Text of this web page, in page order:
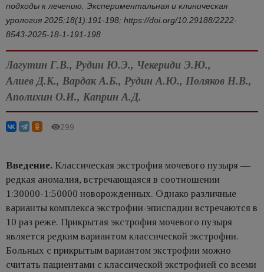
подходы к лечению. Экспериментальная и клиническая
урология 2025;18(1):191-198; https://doi.org/10.29188/2222-
8543-2025-18-1-191-198
Лагутин Г.В., Рудин Ю.Э., Чекериди Э.Ю.,
Алиев Д.К., Вардак А.Б., Рудин А.Ю., Поляков Н.В.,
Аполихин О.И., Каприн А.Д.
299
Введение. Классическая экстрофия мочевого пузыря —
редкая аномалия, встречающаяся в соотношении
1:30000-1:50000 новорожденных. Однако различные
варианты комплекса экстрофии-эписпадии встречаются в
10 раз реже. Прикрытая экстрофия мочевого пузыря
является редким вариантом классической экстрофии.
Больных с прикрытым вариантом экстрофии можно
считать пациентами с классической экстрофией со всеми